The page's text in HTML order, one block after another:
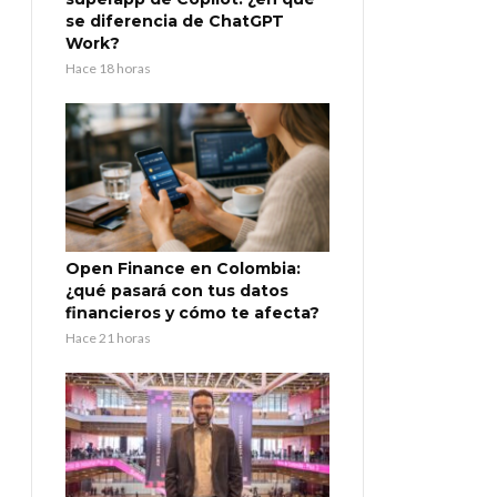
se diferencia de ChatGPT
Work?
Hace 18 horas
Open Finance en Colombia:
¿qué pasará con tus datos
financieros y cómo te afecta?
Hace 21 horas